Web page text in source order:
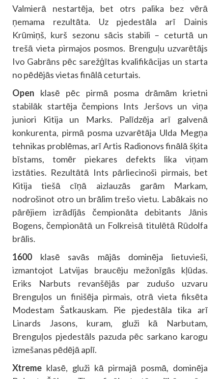
Valmierā nestartēja, bet otrs palika bez vērā
ņemama rezultāta. Uz pjedestāla arī Dainis
Krūmiņš, kurš sezonu sācis stabili – ceturtā un
trešā vieta pirmajos posmos. Brenguļu uzvarētājs
Ivo Gabrāns pēc sarežģītas kvalifikācijas un starta
no pēdējās vietas finālā ceturtais.
Open klasē pēc pirmā posma drāmām krietni
stabilāk startēja čempions Ints Jeršovs un viņa
juniori Kitija un Marks. Palīdzēja arī galvenā
konkurenta, pirmā posma uzvarētāja Ulda Megņa
tehnikas problēmas, arī Artis Radionovs finālā šķita
bīstams, tomēr piekares defekts lika viņam
izstāties. Rezultātā Ints pārliecinoši pirmais, bet
Kitija tiešā cīņā aizlauzās garām Markam,
nodrošinot otro un brālim trešo vietu. Labākais no
pārējiem izrādījās čempionāta debitants Jānis
Bogens, čempionātā un Folkreisā titulētā Rūdolfa
brālis.
1600klasē savās mājās dominēja lietuvieši,
izmantojot Latvijas braucēju mežonīgās kļūdas.
Eriks Narbuts revanšējās par zudušo uzvaru
Brenguļos un finišēja pirmais, otrā vieta fiksēta
Modestam Šatkauskam. Pie pjedestāla tika arī
Linards Jasons, kuram, gluži kā Narbutam,
Brenguļos pjedestāls pazuda pēc sarkano karogu
izmešanas pēdējā aplī.
Xtreme klasē, gluži kā pirmajā posmā, dominēja